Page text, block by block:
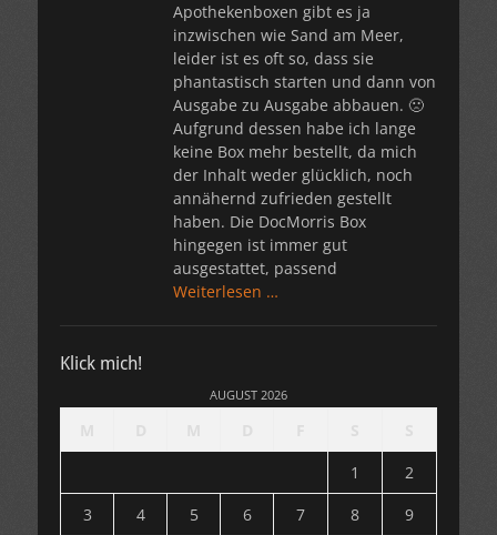
Apothekenboxen gibt es ja
inzwischen wie Sand am Meer,
leider ist es oft so, dass sie
phantastisch starten und dann von
Ausgabe zu Ausgabe abbauen. 🙁
Aufgrund dessen habe ich lange
keine Box mehr bestellt, da mich
der Inhalt weder glücklich, noch
annähernd zufrieden gestellt
haben. Die DocMorris Box
hingegen ist immer gut
ausgestattet, passend
Weiterlesen …
Klick mich!
AUGUST 2026
1
2
3
4 5 6 7 8
9